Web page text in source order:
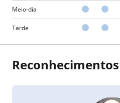
Meio-dia
Tarde
Reconhecimentos